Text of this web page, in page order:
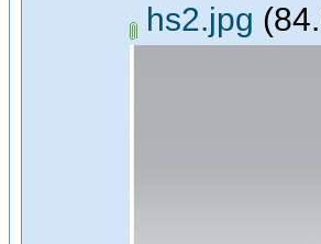
hs2.jpg